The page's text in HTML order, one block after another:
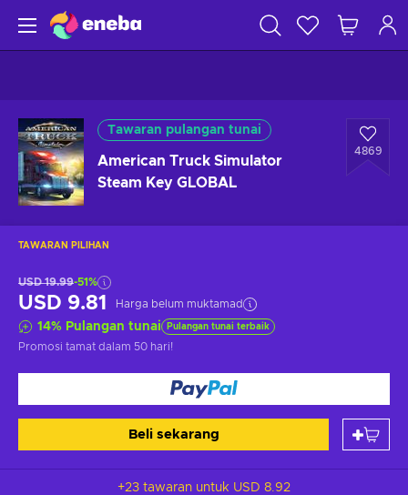
Tawaran pulangan tunai
American Truck Simulator
Steam Key GLOBAL
4869
TAWARAN PILIHAN
USD 19.99-51%
USD 9.81 Harga belum muktamad
14% Pulangan tunai Pulangan tunai terbaik
Promosi tamat dalam 50 hari!
Beli sekarang
+23 tawaran untuk USD 8.92